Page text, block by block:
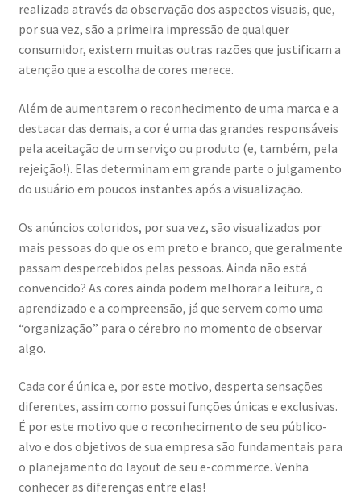
realizada através da observação dos aspectos visuais, que,
por sua vez, são a primeira impressão de qualquer
consumidor, existem muitas outras razões que justificam a
atenção que a escolha de cores merece.
Além de aumentarem o reconhecimento de uma marca e a
destacar das demais, a cor é uma das grandes responsáveis
pela aceitação de um serviço ou produto (e, também, pela
rejeição!). Elas determinam em grande parte o julgamento
do usuário em poucos instantes após a visualização.
Os anúncios coloridos, por sua vez, são visualizados por
mais pessoas do que os em preto e branco, que geralmente
passam despercebidos pelas pessoas. Ainda não está
convencido? As cores ainda podem melhorar a leitura, o
aprendizado e a compreensão, já que servem como uma
“organização” para o cérebro no momento de observar
algo.
Cada cor é única e, por este motivo, desperta sensações
diferentes, assim como possui funções únicas e exclusivas.
É por este motivo que o reconhecimento de seu público-
alvo e dos objetivos de sua empresa são fundamentais para
o planejamento do layout de seu e-commerce. Venha
conhecer as diferenças entre elas!